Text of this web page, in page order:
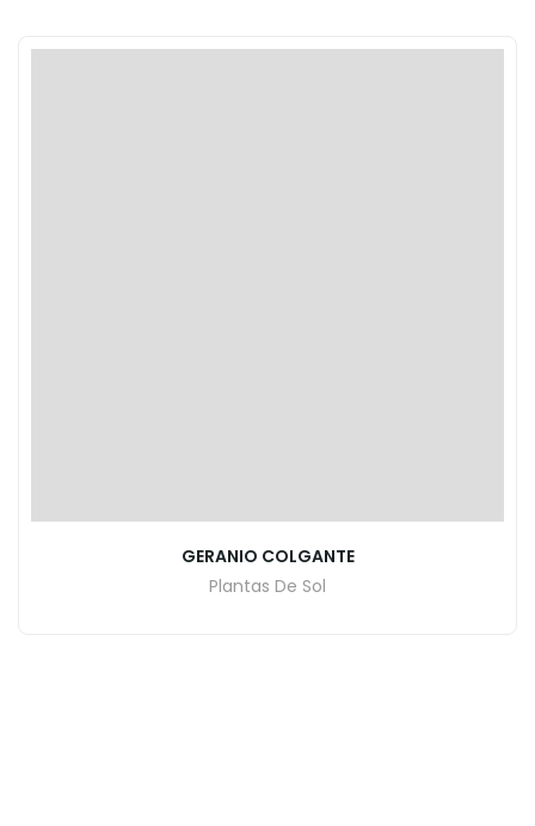
GERANIO COLGANTE
Plantas De Sol